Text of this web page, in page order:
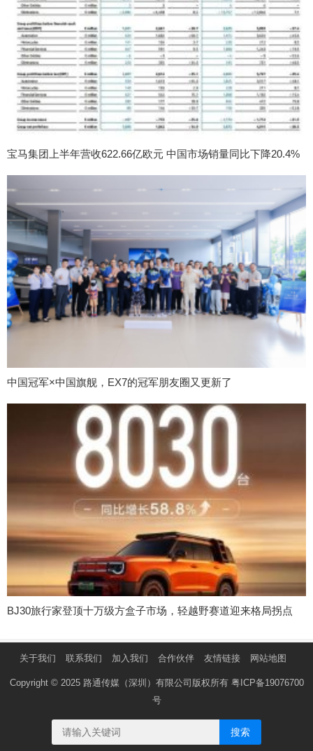
宝马集团上半年营收622.66亿欧元 中国市场销量同比下降20.4%
中国冠军×中国旗舰，EX7的冠军朋友圈又更新了
BJ30旅行家登顶十万级方盒子市场，轻越野赛道迎来格局拐点
关于我们 联系我们 加入我们 合作伙伴 友情链接 网站地图
Copyright © 2025 路通传媒（深圳）有限公司版权所有 粤ICP备19076700
号
搜索